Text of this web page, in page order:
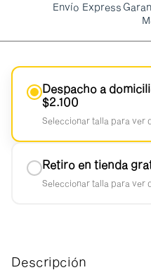
Envío Express
Despacho a
$2.100
Seleccionar talla para ver
Retiro en tienda
Seleccionar talla para ver
Descripción